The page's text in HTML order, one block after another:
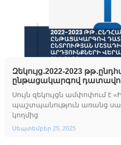
Զեկույց․2022-2023
ընթացակարգով
Սեպտեմբեր 25, 2025
Սույն զեկույցն ամփոփում է
պաշտպանություն առանց
կողմից